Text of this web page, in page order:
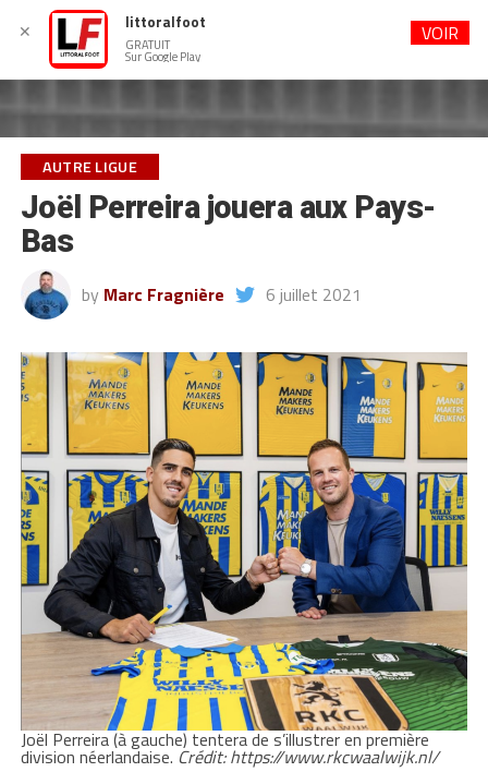
AUTRE LIGUE
Joël Perreira jouera aux Pays-
Bas
by Marc Fragnière 6 juillet 2021
Joël Perreira (à gauche) tentera de s’illustrer en première
division néerlandaise. Crédit: https://www.rkcwaalwijk.nl/
✕ littoralfoot
GRATUIT
Sur Google Play
VOIR